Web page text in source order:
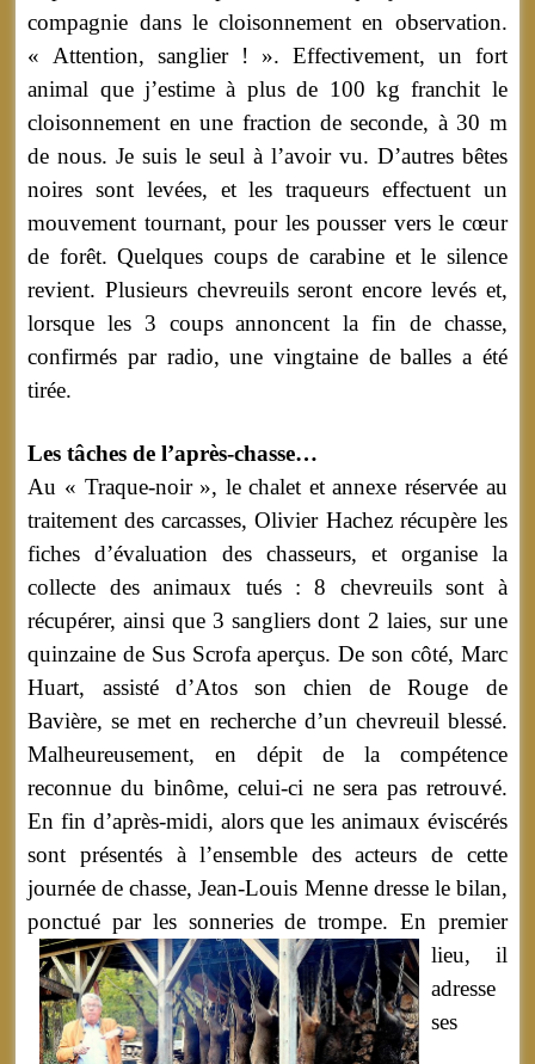
compagnie dans le cloisonnement en observation.
« Attention, sanglier ! ». Effectivement, un fort
animal que j’estime à plus de 100 kg franchit le
cloisonnement en une fraction de seconde, à 30 m
de nous. Je suis le seul à l’avoir vu. D’autres bêtes
noires sont levées, et les traqueurs effectuent un
mouvement tournant, pour les pousser vers le cœur
de forêt. Quelques coups de carabine et le silence
revient. Plusieurs chevreuils seront encore levés et,
lorsque les 3 coups annoncent la fin de chasse,
confirmés par radio, une vingtaine de balles a été
tirée.
Les tâches de l’après-chasse…
Au « Traque-noir », le chalet et annexe réservée au
traitement des carcasses, Olivier Hachez récupère les
fiches d’évaluation des chasseurs, et organise la
collecte des animaux tués : 8 chevreuils sont à
récupérer, ainsi que 3 sangliers dont 2 laies, sur une
quinzaine de Sus Scrofa aperçus. De son côté, Marc
Huart, assisté d’Atos son chien de Rouge de
Bavière, se met en recherche d’un chevreuil blessé.
Malheureusement, en dépit de la compétence
reconnue du binôme, celui-ci ne sera pas retrouvé.
En fin d’après-midi, alors que les animaux éviscérés
sont présentés à l’ensemble des acteurs de cette
journée de chasse, Jean-Louis Menne dresse le bilan,
ponctué par les sonneries detrompe. En premier
lieu, il
adresse
ses